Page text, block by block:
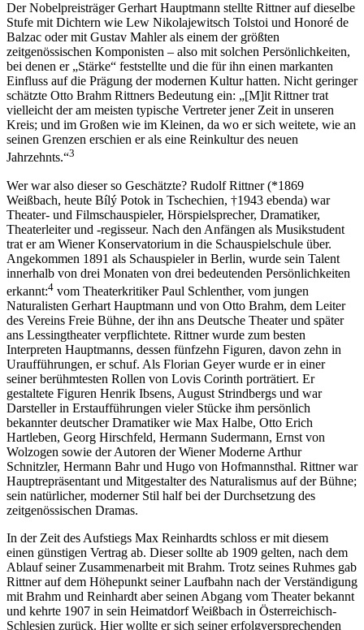
Der Nobelpreisträger Gerhart Hauptmann stellte Rittner auf dieselbe
Stufe mit Dichtern wie Lew Nikolajewitsch Tolstoi und Honoré de
Balzac oder mit Gustav Mahler als einem der größten
zeitgenössischen Komponisten – also mit solchen Persönlichkeiten,
bei denen er „Stärke“ feststellte und die für ihn einen markanten
Einfluss auf die Prägung der modernen Kultur hatten. Nicht geringer
schätzte Otto Brahm Rittners Bedeutung ein: „[M]it Rittner trat
vielleicht der am meisten typische Vertreter jener Zeit in unseren
Kreis; und im Großen wie im Kleinen, da wo er sich weitete, wie an
seinen Grenzen erschien er als eine Reinkultur des neuen
Jahrzehnts.“3
Wer war also dieser so Geschätzte? Rudolf Rittner (*1869
Weißbach, heute Bílý Potok in Tschechien, †1943 ebenda) war
Theater- und Filmschauspieler, Hörspielsprecher, Dramatiker,
Theaterleiter und -regisseur. Nach den Anfängen als Musikstudent
trat er am Wiener Konservatorium in die Schauspielschule über.
Angekommen 1891 als Schauspieler in Berlin, wurde sein Talent
innerhalb von drei Monaten von drei bedeutenden Persönlichkeiten
erkannt:4 vom Theaterkritiker Paul Schlenther, vom jungen
Naturalisten Gerhart Hauptmann und von Otto Brahm, dem Leiter
des Vereins Freie Bühne, der ihn ans Deutsche Theater und später
ans Lessingtheater verpflichtete. Rittner wurde zum besten
Interpreten Hauptmanns, dessen fünfzehn Figuren, davon zehn in
Uraufführungen, er schuf. Als Florian Geyer wurde er in einer
seiner berühmtesten Rollen von Lovis Corinth porträtiert. Er
gestaltete Figuren Henrik Ibsens, August Strindbergs und war
Darsteller in Erstaufführungen vieler Stücke ihm persönlich
bekannter deutscher Dramatiker wie Max Halbe, Otto Erich
Hartleben, Georg Hirschfeld, Hermann Sudermann, Ernst von
Wolzogen sowie der Autoren der Wiener Moderne Arthur
Schnitzler, Hermann Bahr und Hugo von Hofmannsthal. Rittner war
Hauptrepräsentant und Mitgestalter des Naturalismus auf der Bühne;
sein natürlicher, moderner Stil half bei der Durchsetzung des
zeitgenössischen Dramas.
In der Zeit des Aufstiegs Max Reinhardts schloss er mit diesem
einen günstigen Vertrag ab. Dieser sollte ab 1909 gelten, nach dem
Ablauf seiner Zusammenarbeit mit Brahm. Trotz seines Ruhmes gab
Rittner auf dem Höhepunkt seiner Laufbahn nach der Verständigung
mit Brahm und Reinhardt aber seinen Abgang vom Theater bekannt
und kehrte 1907 in sein Heimatdorf Weißbach in Österreichisch-
Schlesien zurück. Hier wollte er sich seiner erfolgversprechenden